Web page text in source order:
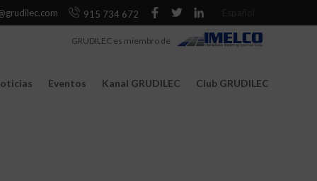
915 734 672
Eventos Kanal GRUDILEC Club GRUDILEC
GRUDILEC es miembro de